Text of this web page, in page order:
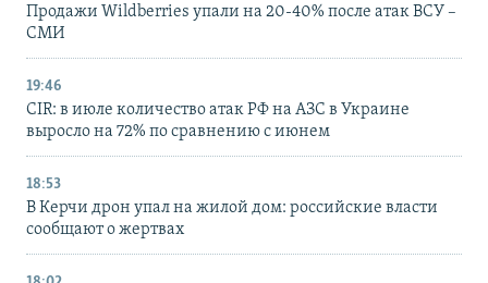
Продажи Wildberries упали на 20-40% после атак ВСУ –
СМИ
19:46
CIR: в июле количество атак РФ на АЗС в Украине
выросло на 72% по сравнению с июнем
18:53
В Керчи дрон упал на жилой дом: российские власти
сообщают о жертвах